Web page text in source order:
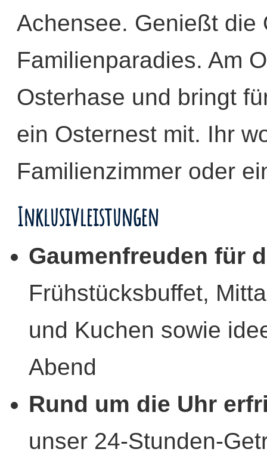
Achensee. Genießt die
Familienparadies. Am
Osterhase und bringt
ein Osternest mit. Ihr
Familienzimmer oder
Inklusivleistungen
Gaumenfreuden für
Frühstücksbuffet,
und Kuchen sowie
Abend
Rund um die Uhr
unser 24-Stunden-